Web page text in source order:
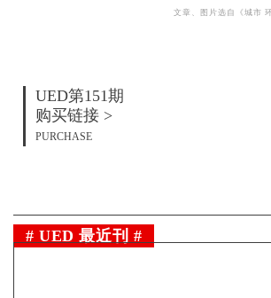
文章、图片选自《城市
UED第151期
购买链接 >
PURCHASE
# UED 最近刊 #